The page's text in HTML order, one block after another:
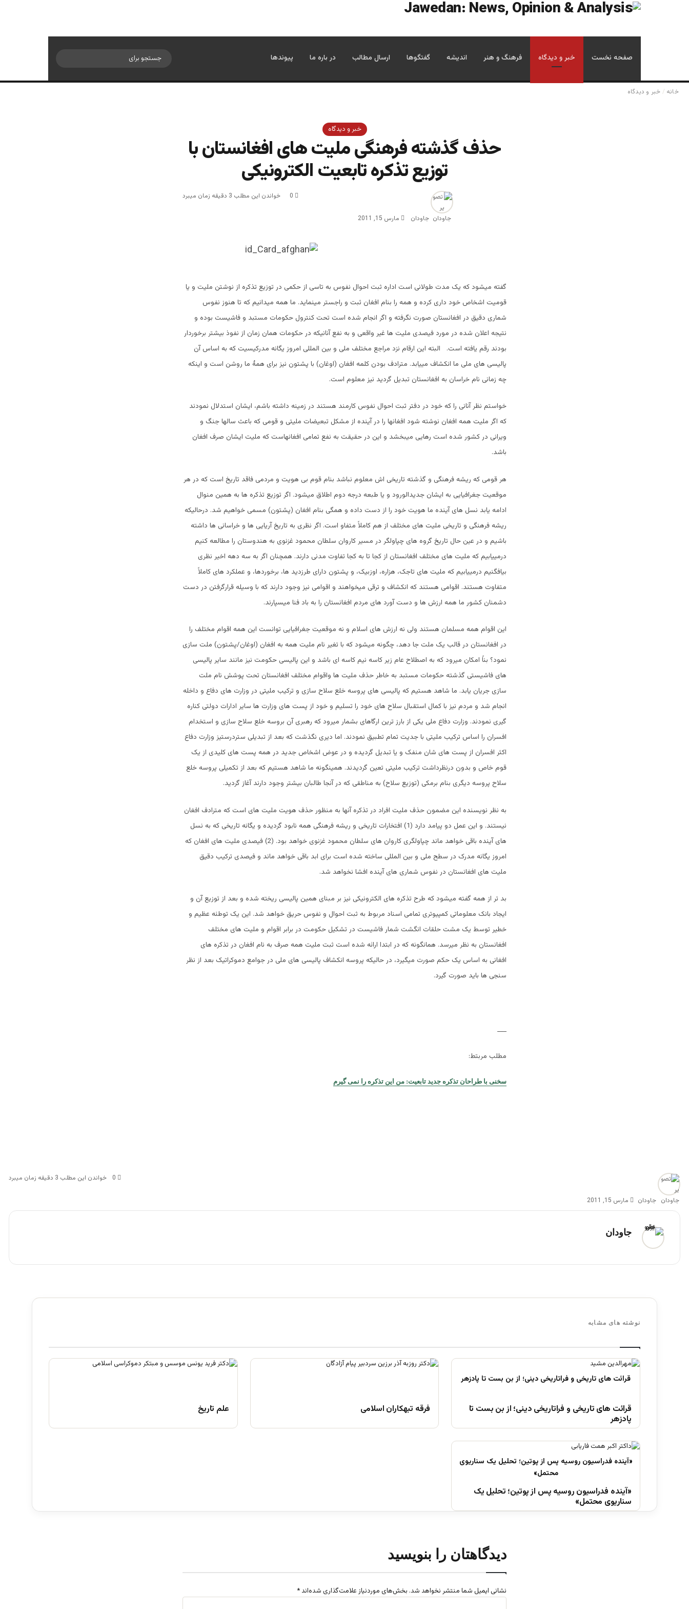
صفحه نخست خبر و دیدگاه فرهنگ و هنر اندیشه گفتگوها ارسال مطالب در باره ما پیوندها
خانه / خبر و دیدگاه
خبر و دیدگاه
حذف گذشته فرهنگی ملیت های افغانستان با
توزیع تذکره تابعیت الکترونیکی
جاودان مارس 15, 2011
0 خواندن این مطلب 3 دقیقه زمان میبرد
گفته میشود که یک مدت طولانی است اداره ثبت احوال نفوس به تاسی از حکمی در توزیع تذکره از نوشتن ملیت و یا
قومیت اشخاص خود داری کرده و همه را بنام افغان ثبت و راجستر مینماید. ما همه میدانیم که تا هنوز نفوس
شماری دقیق در افغانستان صورت نگرفته و اگر انجام شده است تحت کنترول حکومات مستبد و فاشیست بوده و
نتیجه اعلان شده در مورد فیصدی ملیت ها غیر واقعی و به نفع آنانیکه در حکومات همان زمان از نفوذ بیشتر برخوردار
بودند رقم یافته است. البته این ارقام نزد مراجع مختلف ملی و بین المللی امروز یگانه مدرکیسیت که به اساس آن
پالیسی های ملی ما انکشاف مییابد. مترادف بودن کلمه افغان (اوغان) با پشتون نیز برای همۀ ما روشن است و اینکه
چه زمانی نام خراسان به افغانستان تبدیل گردید نیز معلوم است.
خواستم نظر آنانی را که خود در دفتر ثبت احوال نفوس کارمند هستند در زمینه داشته باشم، ایشان استدلال نمودند
که اگر ملیت همه افغان نوشته شود افغانها را در آینده از مشکل تبعیضات ملیتی و قومی که باعث سالها جنگ و
ویرانی در کشور شده است رهایی میبخشد و این در حقیقت به نفع تمامی افغانهاست که ملیت ایشان صرف افغان
باشد.
هر قومی که ریشه فرهنگی و گذشته تاریخی اش معلوم نباشد بنام قوم بی هویت و مردمی فاقد تاریخ است که در هر
موقعیت جغرافیایی به ایشان جدیدالورود و یا طبعه درجه دوم اطلاق میشود. اگر توزیع تذکره ها به همین منوال
ادامه یابد نسل های آینده ما هویت خود را از دست داده و همگی بنام افغان (پشتون) مسمی خواهیم شد. درحالیکه
ریشه فرهنگی و تاریخی ملیت های مختلف از هم کاملاً متفاو است. اگر نظری به تاریخ آریایی ها و خراسانی ها داشته
باشیم و در عین حال تاریخ گروه های چپاولگر در مسیر کاروان سلطان محمود غزنوی به هندوستان را مطالعه کنیم
درمییابیم که ملیت های مختلف افغانستان از کجا تا به کجا تفاوت مدنی دارند. همچنان اگر به سه دهه اخیر نظری
بیافگنیم درمییابیم که ملیت های تاجک، هزاره، اوزبیک، و پشتون دارای طرزدید ها، برخوردها، و عملکرد های کاملاً
متفاوت هستند. اقوامی هستند که انکشاف و ترقی میخواهند و اقوامی نیز وجود دارند که با وسیله قرارگرفتن در دست
دشمنان کشور ما همه ارزش ها و دست آورد های مردم افغانستان را به باد فنا میسپارند.
این اقوام همه مسلمان هستند ولی نه ارزش های اسلام و نه موقعیت جغرافیایی توانست این همه اقوام مختلف را
در افغانستان در قالب یک ملت جا دهد، چگونه میشود که با تغیر نام ملیت همه به افغان (اوغان/پشتون) ملت سازی
نمود؟ بناً امکان میرود که به اصطلاح عام زیر کاسه نیم کاسه ای باشد و این پالیسی حکومت نیز مانند سایر پالیسی
های فاشیستی گذشته حکومات مستبد به خاطر حذف ملیت ها واقوام مختلف افغانستان تحت پوشش نام ملت
سازی جریان یابد. ما شاهد هستیم که پالیسی های پروسه خلع سلاح سازی و ترکیب ملیتی در وزارت های دفاع و داخله
انجام شد و مردم نیز با کمال استقبال سلاح های خود را تسلیم و خود از پست های وزارت ها سایر ادارات دولتی کناره
گیری نمودند. وزارت دفاع ملی یکی از بارز ترین ارگاهای بشمار میرود که رهبری آن بروسه خلع سلاح سازی و استخدام
افسران را اساس ترکیب ملیتی با جدیت تمام تطبیق نمودند. اما دیری نگذشت که بعد از تبدیلی ستردرستیز وزارت دفاع
اکثر افسران از پست های شان منفک و یا تبدیل گردیده و در عوض اشخاص جدید در همه پست های کلیدی از یک
قوم خاص و بدون درنظرداشت ترکیب ملیتی تعین گردیدند. همینگونه ما شاهد هستیم که بعد از تکمیلی پروسه خلع
سلاح پروسه دیگری بنام برمکی (توزیع سلاح) به مناطقی که در آنجا طالبان بیشتر وجود دارند آغاز گردید.
به نظر نویسنده این مضمون حذف ملیت افراد در تذکره آنها به منظور حذف هویت ملیت های است که مترادف افغان
نیستند. و این عمل دو پیامد دارد (1) افتخارات تاریخی و ریشه فرهنگی همه نابود گردیده و یگانه تاریخی که به نسل
های آینده باقی خواهد ماند چپاولگری کاروان های سلطان محمود غزنوی خواهد بود. (2) فیصدی ملیت های افغان که
امروز یگانه مدرک در سطح ملی و بین المللی ساخته شده است برای ابد باقی خواهد ماند و فیصدی ترکیب دقیق
ملیت های افغانستان در نفوس شماری های آینده افشا نخواهد شد.
بد تر از همه گفته میشود که طرح تذکره های الکترونیکی نیز بر مبنای همین پالیسی ریخته شده و بعد از توزیع آن و
ایجاد بانک معلوماتی کمپیوتری تمامی اسناد مربوط به ثبت احوال و نفوس حریق خواهد شد. این یک توطئه عظیم و
خطیر توسط یک مشت حلقات انگشت شمار فاشیست در تشکیل حکومت در برابر اقوام و ملیت های مختلف
افغانستان به نظر میرسد. همانگونه که در ابتدا ارائه شده است ثبت ملیت همه صرف به نام افغان در تذکره های
افغانی به اساس یک حکم صورت میگیرد، در حالیکه پروسه انکشاف پالیسی های ملی در جوامع دموکراتیک بعد از نظر
سنجی ها باید صورت گیرد.
___
مطلب مربتط:
سخنی با طراحان تذکره جدید تابعیت: من این تذکره را نمی گیرم
جاودان مارس 15, 2011
0 خواندن این مطلب 3 دقیقه زمان میبرد
جاودان
نوشته های مشابه
قرائت های تاریخی و فراتاریخی دینی؛ از بن بست تا
پادزهر
فرقه تبهکاران اسلامی علم تاریخ
«آینده فدراسیون روسیه پس از پوتین؛ تحلیل یک
سناریوی محتمل»
دیدگاهتان را بنویسید
نشانی ایمیل شما منتشر نخواهد شد. بخش‌های موردنیاز علامت‌گذاری شده‌اند *